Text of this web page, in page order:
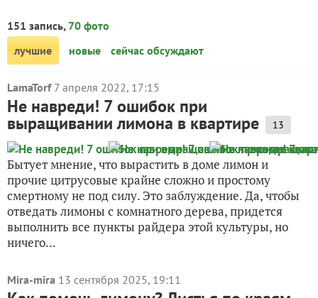
151 запись, 70 фото
лучшие
новые сейчас обсуждают
LamaTorf 7 апреля 2022, 17:15
Не навреди! 7 ошибок при
выращивании лимона в квартире 13
Бытует мнение, что вырастить в доме лимон и
прочие цитрусовые крайне сложно и простому
смертному не под силу. Это заблуждение. Да, чтобы
отведать лимоны с комнатного дерева, придется
выполнить все пункты райдера этой культуры, но
ничего...
Mira-mira 13 сентября 2025, 19:11